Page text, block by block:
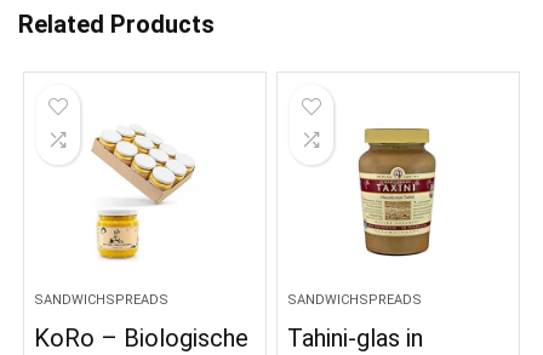
Related Products
SANDWICHSPREADS
KoRo – Biologische
SANDWICHSPREADS
Tahini-glas in